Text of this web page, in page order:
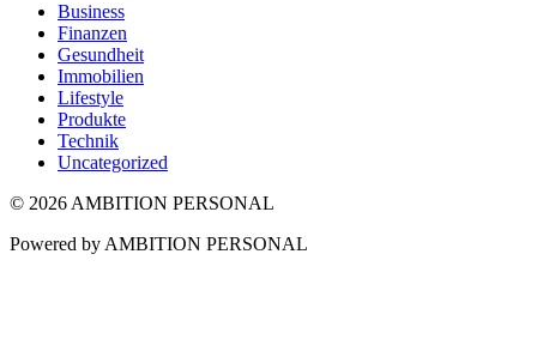
Business
Finanzen
Gesundheit
Immobilien
Lifestyle
Produkte
Technik
Uncategorized
© 2026 AMBITION PERSONAL
Powered by AMBITION PERSONAL